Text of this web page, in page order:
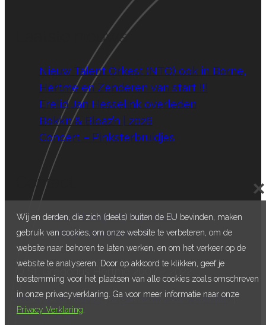
Laatste nieuws
Nieuw Talent Orkest (NTO) ook in Borne,
Hertme en Zenderen van start !!!
Erelid Jan Hesselink overleden
Bokk’n & Bloaz’n | 2026
Concert – Pinksterbruidjes
Contact
E:voorzitter@stgregorius.nl
E:info@stgregorius.nl
© St. Gregorius Hertme 2007 – 2022
Privacy Verklaring| Algemene Voorwaarden|
Retourbeleid
Wij en derden, die zich (deels) buiten de EU bevinden, maken
gebruik van cookies, om onze website te verbeteren, om de
website naar behoren te laten werken, en om het verkeer op de
website te analyseren. Door op akkoord te klikken, geef je
toestemming voor het plaatsen van alle cookies zoals omschreven
in onze privacyverklaring. Ga voor meer informatie naar onze
Privacy Verklaring